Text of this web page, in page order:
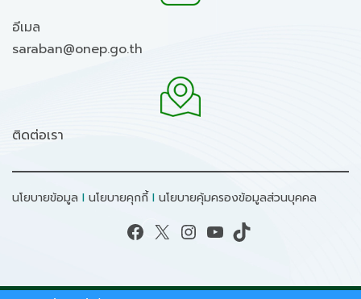
อีเมล
saraban@onep.go.th
ติดต่อเรา
นโยบายข้อมูล I นโยบายคุกกี้ I นโยบายคุ้มครองข้อมูลส่วนบุคคล
Facebook X Instagram YouTube TikTok